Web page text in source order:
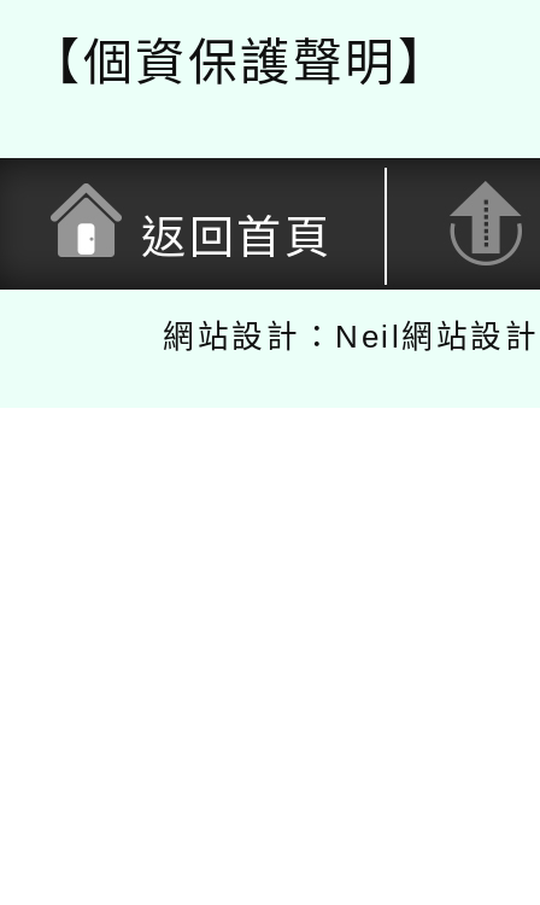
【個資保護聲明】
返回首頁
網站設計：Neil網站設